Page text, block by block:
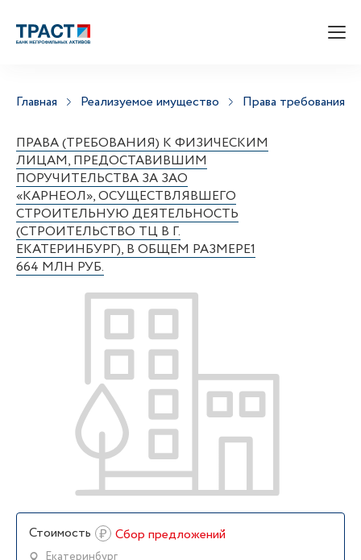
Главная Реализуемое имущество Права требования
ПРАВА (ТРЕБОВАНИЯ) К ФИЗИЧЕСКИМ
ЛИЦАМ, ПРЕДОСТАВИВШИМ
ПОРУЧИТЕЛЬСТВА ЗА ЗАО
«КАРНЕОЛ», ОСУЩЕСТВЛЯВШЕГО
СТРОИТЕЛЬНУЮ ДЕЯТЕЛЬНОСТЬ
(СТРОИТЕЛЬСТВО ТЦ В Г.
ЕКАТЕРИНБУРГ), В ОБЩЕМ РАЗМЕРЕ1
664 МЛН РУБ.
Стоимость ₽ Сбор предложений